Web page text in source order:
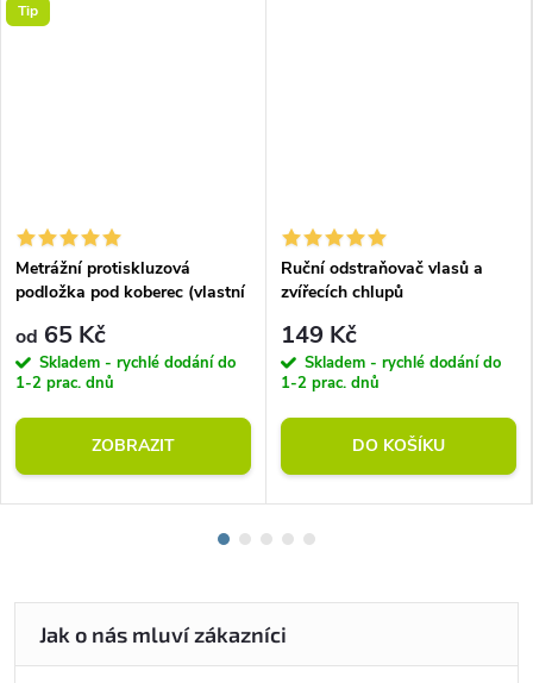
Tip
Metrážní protiskluzová
podložka pod koberec (vlastní
od 65 Kč
Skladem - rychlé dodání do
1-2 prac. dnů
ZOBRAZIT
Ruční odstraňovač vlasů a
zvířecích chlupů
149 Kč
Skladem - rychlé dodání do
1-2 prac. dnů
DO KOŠÍKU